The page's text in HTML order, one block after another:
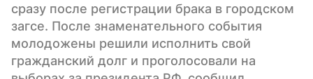
сразу после регистрации брака в городском
загсе. После знаменательного события
молодожены решили исполнить свой
гражданский долг и проголосовали на